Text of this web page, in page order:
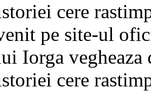
cere
pe site-ul
Iorga
cere